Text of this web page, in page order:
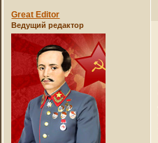
Great Editor
Ведущий редактор